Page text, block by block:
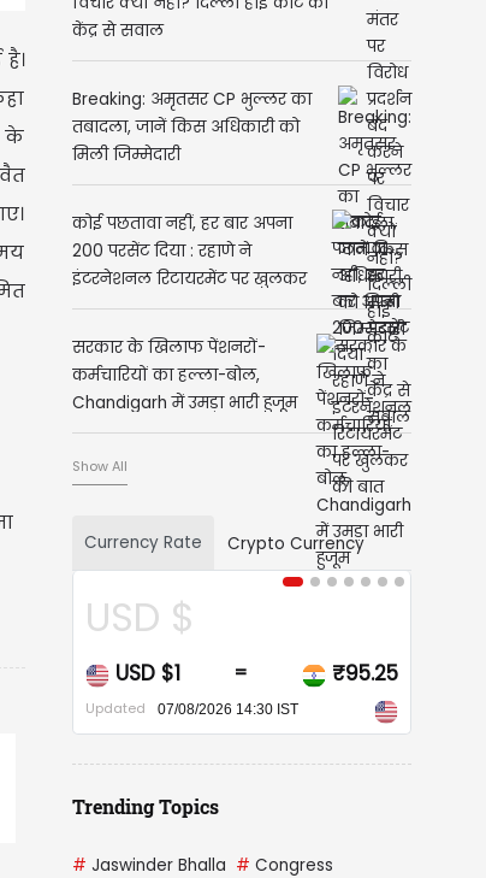
के
केंद्र से सवाल
Breaking: अमृतसर CP भुल्लर का
तबादला, जानें किस अधिकारी को
मिली जिम्मेदारी
कोई पछतावा नहीं, हर बार अपना
200 परसेंट दिया : रहाणे ने
इंटरनेशनल रिटायरमेंट पर खुलकर
की बात
सरकार के खिलाफ पेंशनरों-
कर्मचारियों का हल्ला-बोल,
Chandigarh में उमड़ा भारी हुजूम
Show All
Currency Rate Crypto Currency
₹95.25
2026 14:30 IST
CAD $1 =
Updated 07/08/2026 14:30 IST
Trending Topics
# Jaswinder Bhalla # Congress